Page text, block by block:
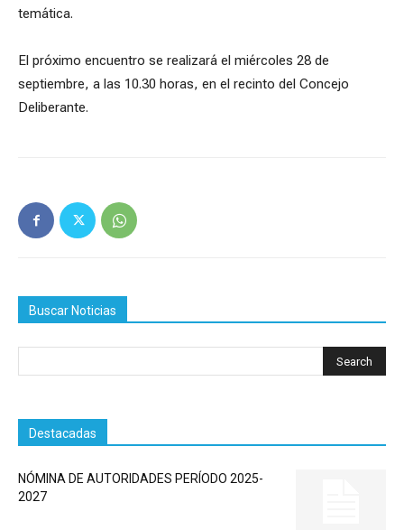
temática.
El próximo encuentro se realizará el miércoles 28 de
septiembre, a las 10.30 horas, en el recinto del Concejo
Deliberante.
Buscar Noticias
Destacadas
NÓMINA DE AUTORIDADES PERÍODO 2025-
2027